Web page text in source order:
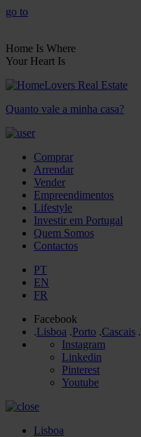
go to
Home Is Where
Your Heart Is
Quanto vale a minha casa?
Comprar
Arrendar
Vender
Empreendimentos
Lifestyle
Investir em Portugal
Quem Somos
Contactos
PT
EN
FR
Facebook
.Lisboa .Porto .Cascais .
Instagram
Linkedin
Pinterest
Youtube
Lisboa